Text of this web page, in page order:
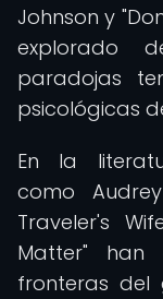
Johnson y
explorado
paradojas
psicológicas
En la
como
Traveler's
Matter" han
fronteras del